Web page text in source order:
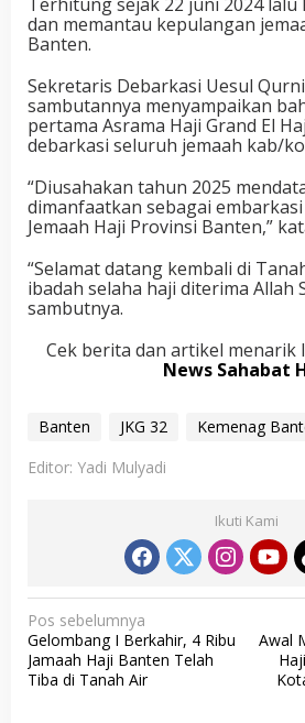
dan memantau kepulangan
Banten.
Sekretaris Debarkasi Uesul
sambutannya menyampaikan
pertama Asrama Haji Grand El
debarkasi seluruh jemaah kab/
“Diusahakan tahun 2025
dimanfaatkan sebagai
Jemaah Haji Provinsi Banten,”
“Selamat datang kembali di
ibadah selaha haji diterima Allah
sambutnya.
Cek berita dan artikel menarik
News Sahabat
Banten JKG 32
Kemenag
Editor: Yadi Mulyadi
Ikuti Kami
N
a
v
Pos sebelumnya
Gelombang I Berkahir, 4 Ribu
Jamaah Haji Banten Telah
Tiba di Tanah Air
Awal